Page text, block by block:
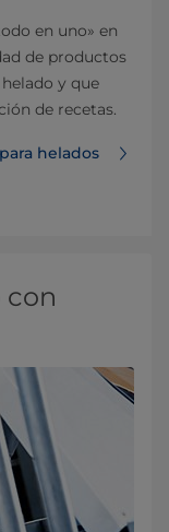
en uno» en
de productos
y que
de recetas.
helados
con